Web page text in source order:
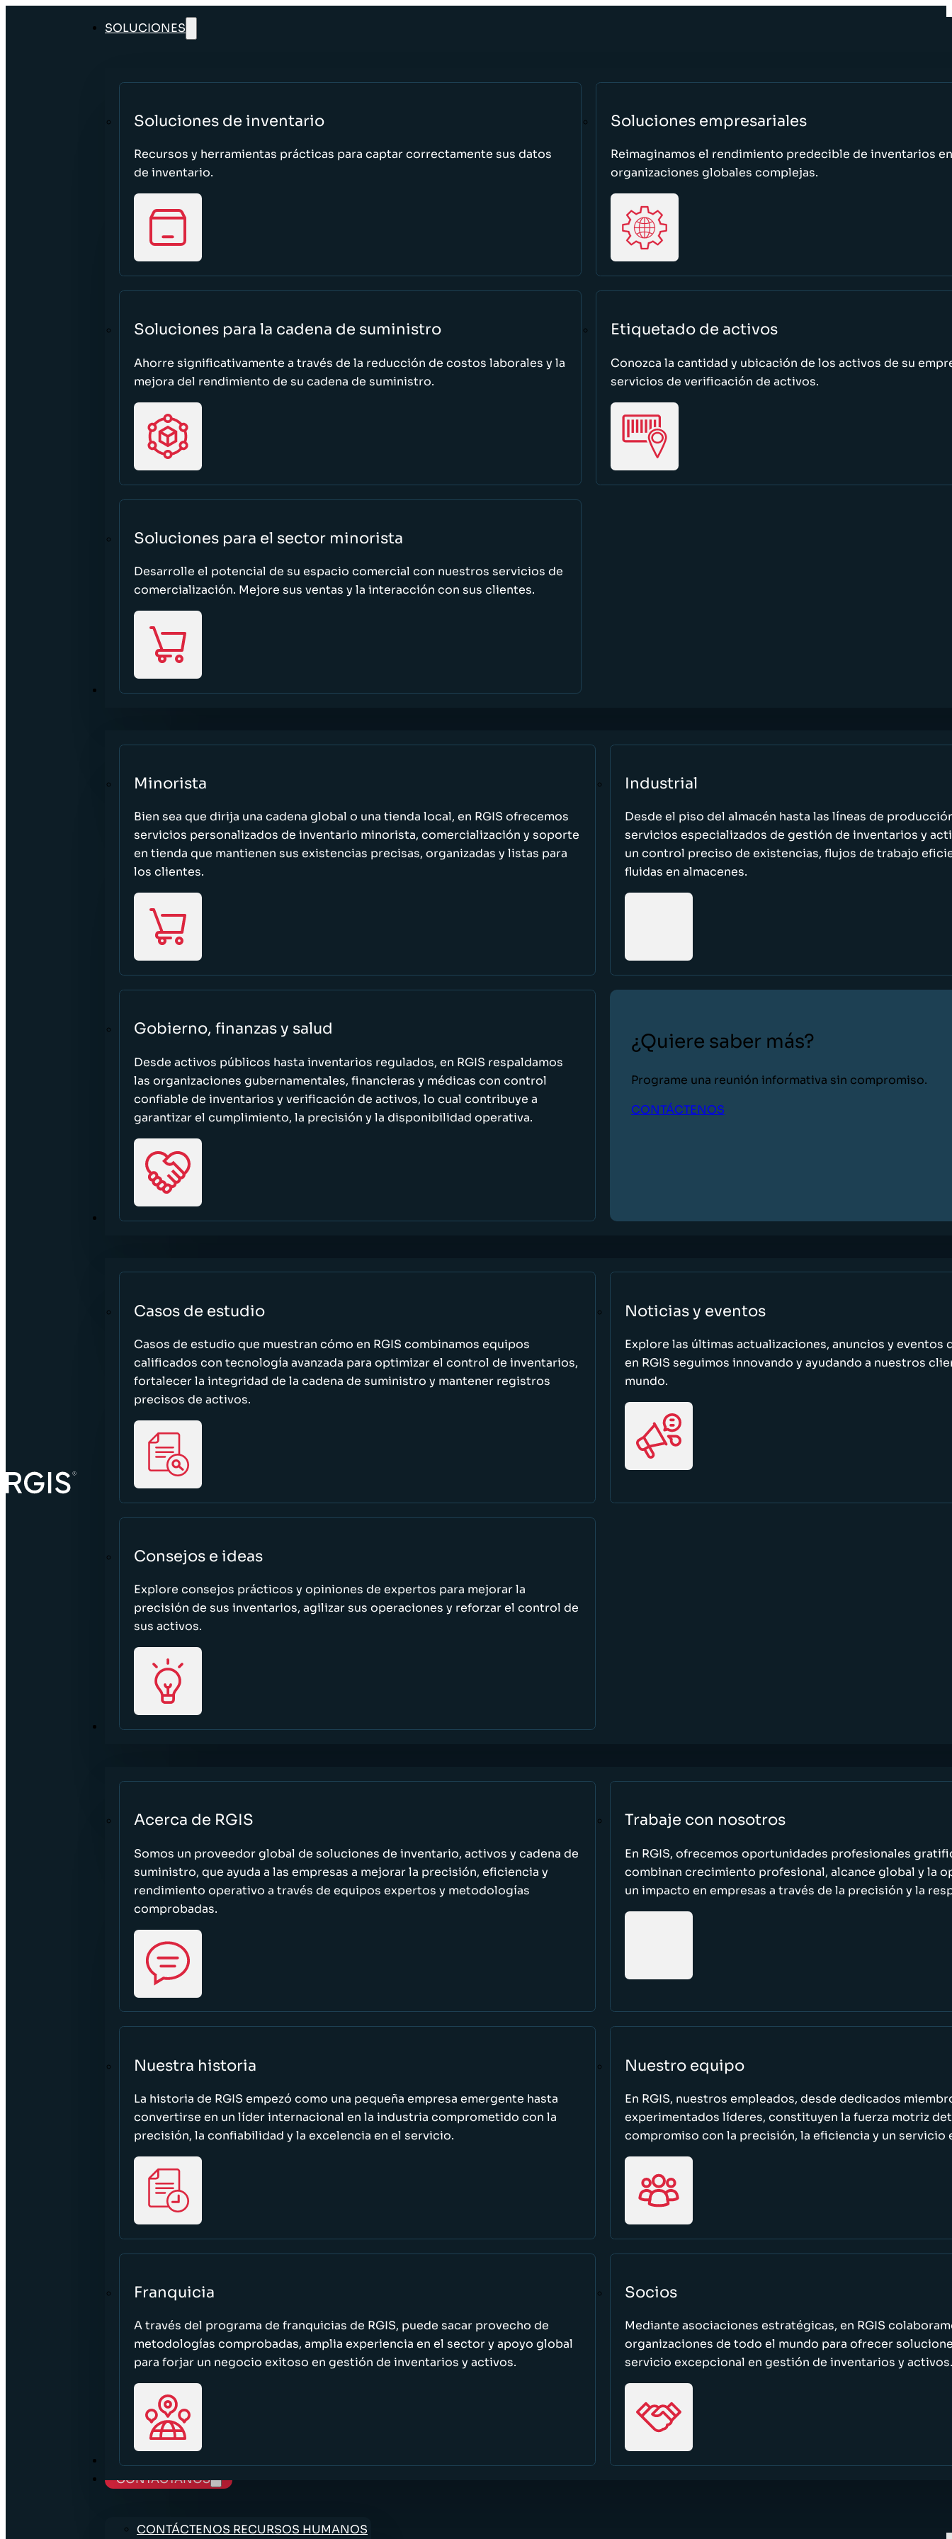
SOLUCIONES
Soluciones de inventario
Recursos y herramientas prácticas para captar correctamente sus datos
de inventario.
Soluciones empresariales
Reimaginamos el rendimiento predecible de inventarios en
organizaciones globales complejas.
Soluciones para la cadena de suministro
Ahorre significativamente a través de la reducción de costos laborales y la
mejora del rendimiento de su cadena de suministro.
Etiquetado de activos
Conozca la cantidad y ubicación de los activos de su
servicios de verificación de activos.
Soluciones para el sector minorista
Desarrolle el potencial de su espacio comercial con nuestros servicios de
comercialización. Mejore sus ventas y la interacción con sus clientes.
SECTORES
Minorista
Bien sea que dirija una cadena global o una tienda local, en RGIS ofrecemos
servicios personalizados de inventario minorista, comercialización y soporte
en tienda que mantienen sus existencias precisas, organizadas y listas para
los clientes.
Industrial
Desde el piso del almacén hasta las líneas de
servicios especializados de gestión de inventarios y
un control preciso de existencias, flujos de trabajo
fluidas en almacenes.
Gobierno, finanzas y salud
Desde activos públicos hasta inventarios regulados, en RGIS respaldamos
las organizaciones gubernamentales, financieras y médicas con control
confiable de inventarios y verificación de activos, lo cual contribuye a
garantizar el cumplimiento, la precisión y la disponibilidad operativa.
¿Quiere saber más?
Programe una reunión informativa sin compromiso.
CONTÁCTENOS
RECURSOS
Casos de estudio
Casos de estudio que muestran cómo en RGIS combinamos equipos
calificados con tecnología avanzada para optimizar el control de inventarios,
fortalecer la integridad de la cadena de suministro y mantener registros
precisos de activos.
Noticias y eventos
Explore las últimas actualizaciones, anuncios y eventos
en RGIS seguimos innovando y ayudando a nuestros
mundo.
Consejos e ideas
Explore consejos prácticos y opiniones de expertos para mejorar la
precisión de sus inventarios, agilizar sus operaciones y reforzar el control de
sus activos.
ACERCA DE
Acerca de RGIS
Somos un proveedor global de soluciones de inventario, activos y cadena de
suministro, que ayuda a las empresas a mejorar la precisión, eficiencia y
rendimiento operativo a través de equipos expertos y metodologías
comprobadas.
Trabaje con nosotros
En RGIS, ofrecemos oportunidades profesionales
combinan crecimiento profesional, alcance global y la
un impacto en empresas a través de la precisión y la
Nuestra historia
La historia de RGIS empezó como una pequeña empresa emergente hasta
convertirse en un líder internacional en la industria comprometido con la
precisión, la confiabilidad y la excelencia en el servicio.
Nuestro equipo
En RGIS, nuestros empleados, desde dedicados
experimentados líderes, constituyen la fuerza motriz
compromiso con la precisión, la eficiencia y un servicio
Franquicia
A través del programa de franquicias de RGIS, puede sacar provecho de
metodologías comprobadas, amplia experiencia en el sector y apoyo global
para forjar un negocio exitoso en gestión de inventarios y activos.
Socios
Mediante asociaciones estratégicas, en RGIS
organizaciones de todo el mundo para ofrecer
servicio excepcional en gestión de inventarios y activos.
TRABAJE CON NOSOTROS
CONTÁCTANOS
CONTÁCTENOS RECURSOS HUMANOS